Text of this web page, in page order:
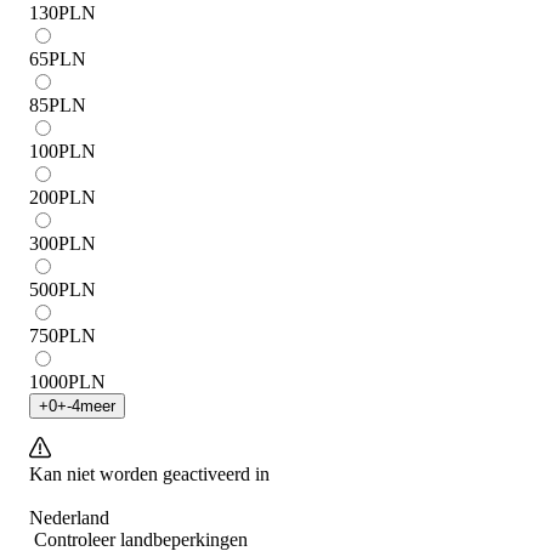
130PLN
65PLN
85PLN
100PLN
200PLN
300PLN
500PLN
750PLN
1000PLN
+0+-4meer
Kan niet worden geactiveerd in
Nederland
Controleer landbeperkingen